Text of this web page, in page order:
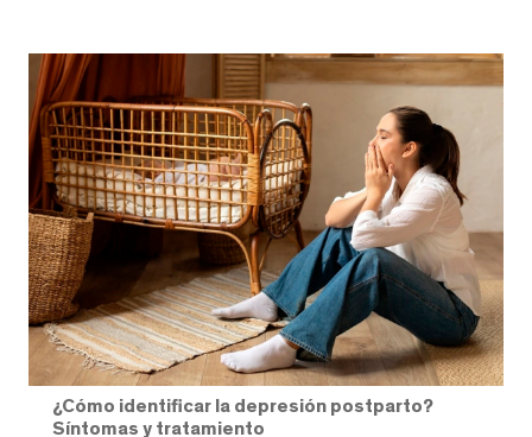
¿Cómo identificar la depresión postparto?
Síntomas y tratamiento